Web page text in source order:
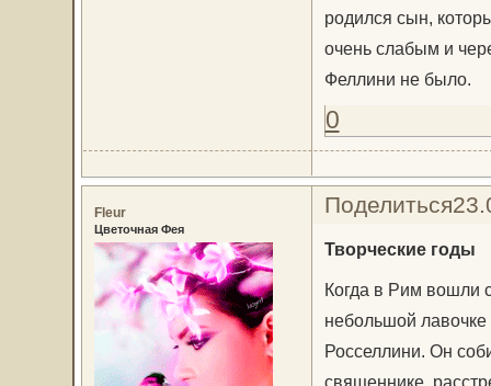
родился сын,
очень слабым и
Феллини не было.
0
Поделиться
Fleur
Цветочная Фея
Творческие годы
Когда в Рим вошли
небольшой
Росселлини. Он
священнике,